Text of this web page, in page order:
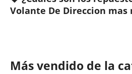
Volante De Direccion mas
Más vendido de la